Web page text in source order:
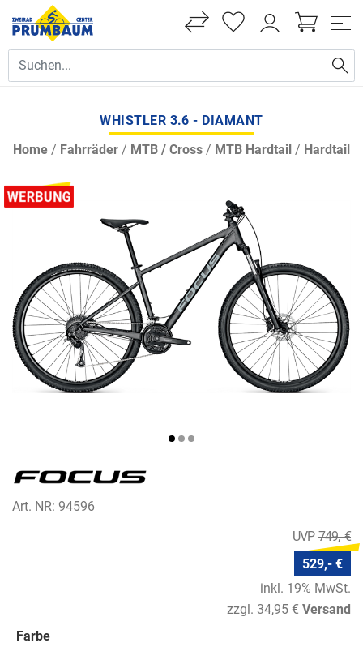
WHISTLER 3.6 - DIAMANT
Home / Fahrräder / MTB / Cross / MTB Hardtail / Hardtail
Art. NR: 94596
749,- €
529,- €
inkl. 19% MwSt.
zzgl. 34,95 € Versand
Farbe